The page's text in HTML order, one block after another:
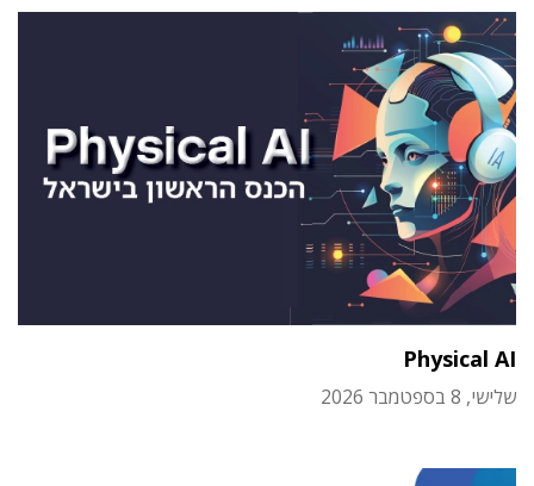
Physical AI
שלישי, 8 בספטמבר 2026